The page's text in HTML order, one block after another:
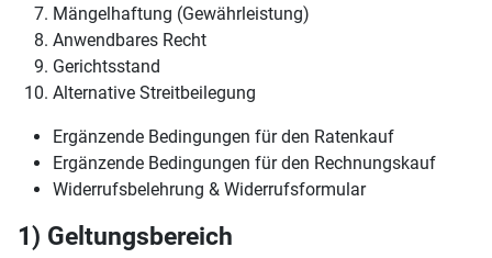
Mängelhaftung (Gewährleistung)
Anwendbares Recht
Gerichtsstand
Alternative Streitbeilegung
Ergänzende Bedingungen für den Ratenkauf
Ergänzende Bedingungen für den Rechnungskauf
Widerrufsbelehrung & Widerrufsformular
1) Geltungsbereich